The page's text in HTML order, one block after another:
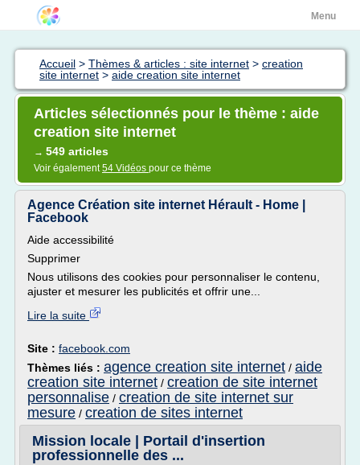
Menu
Accueil > Thèmes & articles : site internet > creation
site internet > aide creation site internet
Articles sélectionnés pour le thème : aide
creation site internet
→ 549 articles
Voir également54 Vidéos pour ce thème
Agence Création site internet Hérault - Home |
Facebook
Aide accessibilité
Supprimer
Nous utilisons des cookies pour personnaliser le contenu,
ajuster et mesurer les publicités et offrir une...
Lire la suite
Site : facebook.com
Thèmes liés : agence creation site internet / aide
creation site internet / creation de site internet
personnalise / creation de site internet sur
mesure / creation de sites internet
Mission locale | Portail d'insertion
professionnelle des ...